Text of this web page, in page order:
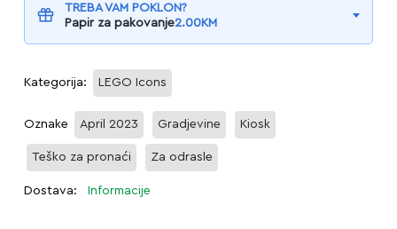
TREBA VAM POKLON?
Papir za pakovanje2.00KM
Kategorija: LEGO Icons
Oznake April 2023 Gradjevine Kiosk
Teško za pronaći Za odrasle
Dostava: Informacije